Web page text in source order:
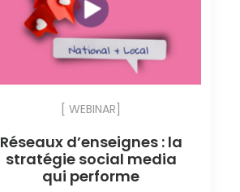
[ WEBINAR]
Réseaux d’enseignes : la
stratégie social media
qui performe